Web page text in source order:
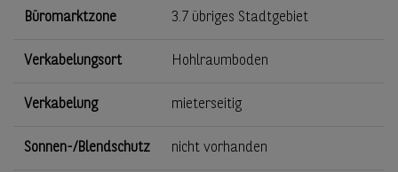
Büromarktzone 3.7 übriges Stadtgebiet
Verkabelungsort Hohlraumboden
Verkabelung mieterseitig
Sonnen-/Blendschutz nicht vorhanden